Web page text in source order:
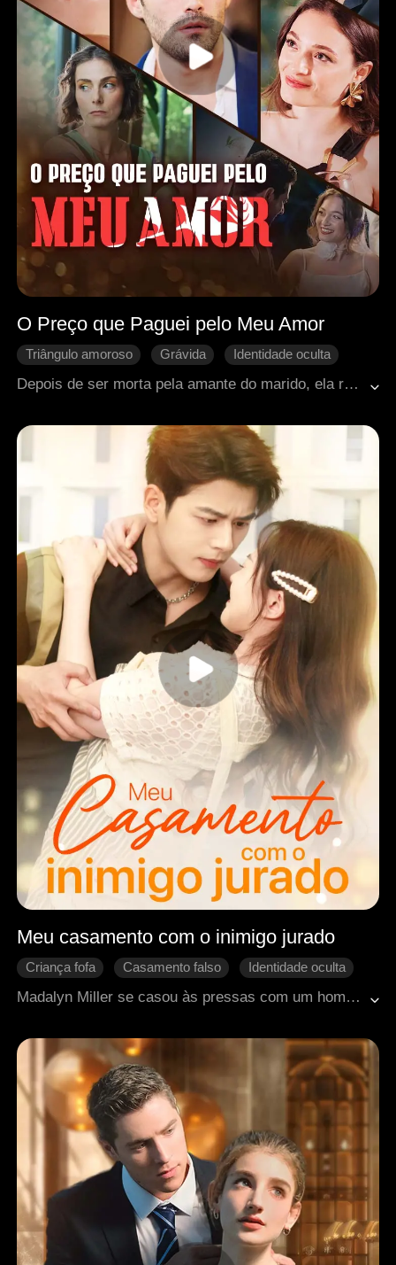
O Preço que Paguei pelo Meu Amor
Triângulo amoroso Grávida
Identidade oculta
Romance moderno
Depois de ser morta pela amante do marido, ela renasceu como filha de um homem rico e voltou deslumbrante!
Meu casamento com o inimigo jurado
Criança fofa Casamento falso
Identidade oculta
Doçura de amor
Romance moderno
Madalyn Miller se casou às pressas com um homem pobre que tinha uma filha. Com o passar do tempo, ela gradualmente descobriu a misteriosa identidade do marido. Na verdade, o homem com quem ela ficava todos os dias era o presidente da empresa rival, uma descoberta que desencadeou um choque profundo e uma luta interna dentro dela.